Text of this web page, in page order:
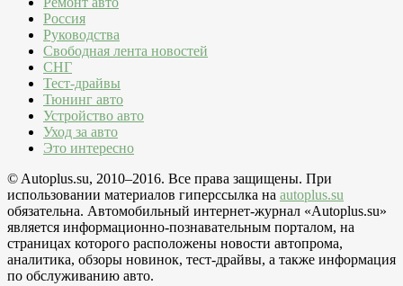
Россия
Руководства
Свободная лента новостей
СНГ
Тест-драйвы
Тюнинг авто
Устройство авто
Уход за авто
Это интересно
© Autoplus.su, 2010–2016. Все права защищены. При
использовании материалов гиперссылка на autoplus.su
обязательна. Автомобильный интернет-журнал «Autoplus.su»
является информационно-познавательным порталом, на
страницах которого расположены новости автопрома,
аналитика, обзоры новинок, тест-драйвы, а также информация
по обслуживанию авто.